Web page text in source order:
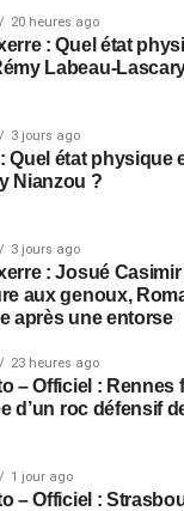
20 heures ago
: Quel état
Labeau-
3 jours ago
: Quel état physique
Nianzou ?
3 jours ago
: Josué
aux genoux,
après une entorse
23 heures ago
– Officiel : Rennes
d’un roc défensif
1 jour ago
– Officiel :